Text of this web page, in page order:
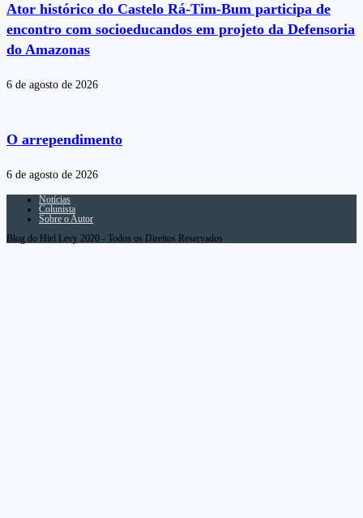
Ator histórico do Castelo Rá-Tim-Bum participa de
encontro com socioeducandos em projeto da Defensoria
do Amazonas
6 de agosto de 2026
O arrependimento
6 de agosto de 2026
Notícias
Colunista
Sobre o Autor
Blog do Hiel Levy 2020 - Todos os Direitos Reservados